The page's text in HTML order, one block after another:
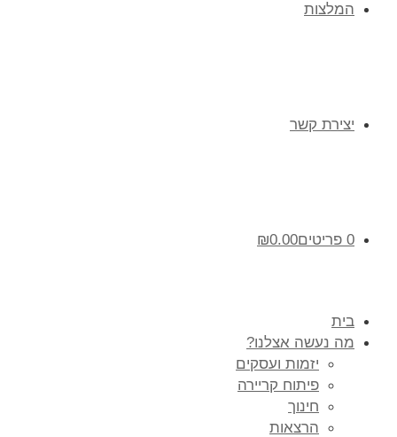
המלצות
יצירת קשר
0 פריטים ₪0.00
בית
מה נעשה אצלנו?
יזמות ועסקים
פיתוח קריירה
חינוך
הרצאות